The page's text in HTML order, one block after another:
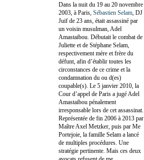
Dans la nuit du 19 au 20 novembre
2003, à Paris, Sébastien Selam , DJ
Juif de 23 ans, était assassiné par
un voisin musulman, Adel
Amastaibou. Débutait le combat de
Juliette et de Stéphane Selam,
respectivement mère et frère du
défunt, afin d’établir toutes les
circonstances de ce crime et la
condamnation du ou d(es)
coupable(s). Le 5 janvier 2010, la
Cour d’appel de Paris a jugé Adel
Amastaibou pénalement
irresponsable lors de cet assassinat.
Représentée de fin 2006 à 2013 par
Maître Axel Metzker, puis par Me
Portejoie, la famille Selam a lancé
de multiples procédures. Une
stratégie pertinente. Mais ces deux